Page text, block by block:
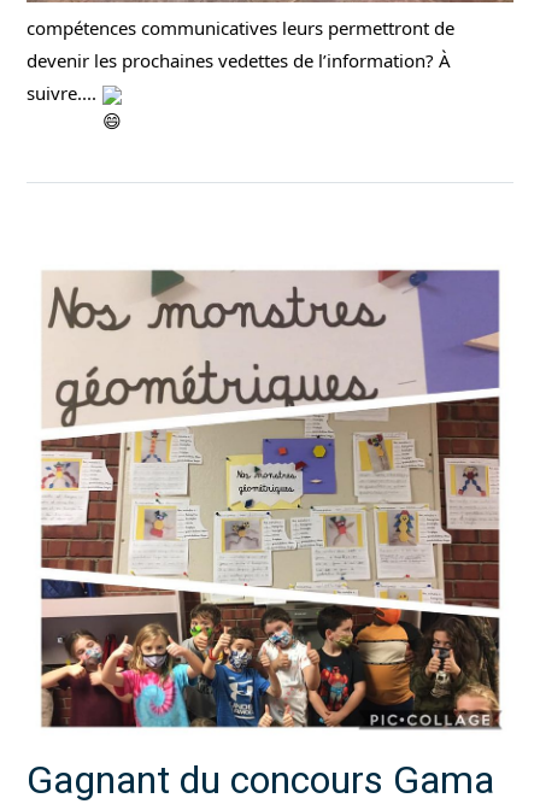
compétences communicatives leurs permettront de
devenir les prochaines vedettes de l’information? À
suivre....
Gagnant du concours Gama